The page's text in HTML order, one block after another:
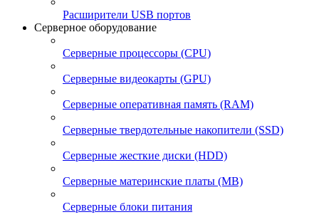
Расширители USB портов
Серверное оборудование
Серверные процессоры (CPU)
Серверные видеокарты (GPU)
Серверные оперативная память (RAM)
Серверные твердотельные накопители (SSD)
Серверные жесткие диски (HDD)
Серверные материнские платы (MB)
Серверные блоки питания